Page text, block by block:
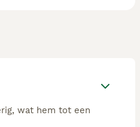
wat hem tot een